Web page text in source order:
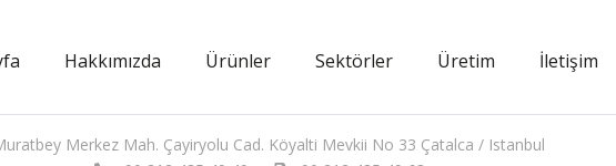
Hakkımızda Ürünler Sektörler Üretim İletişim
Merkez Mah. Çayiryolu Cad. Köyalti Mevkii No 33 Çatalca / Istanbul